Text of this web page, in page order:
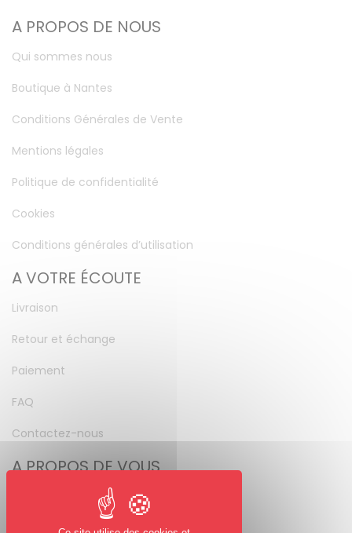
A PROPOS DE NOUS
Qui sommes nous
Boutique à Nantes
Conditions Générales de Vente
Mentions légales
Politique de confidentialité
Cookies
Conditions générales d’utilisation
A VOTRE ÉCOUTE
Livraison
Retour et échange
Paiement
FAQ
Contactez-nous
A PROPOS DE VOUS
Mot de passe perdu